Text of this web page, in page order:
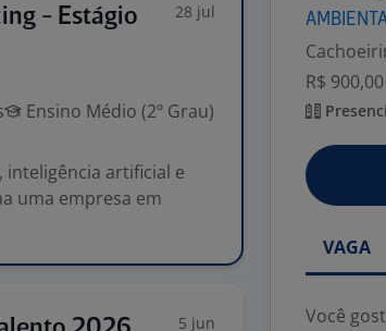
- Estágio 28 jul
Ensino Médio (2º Grau)
inteligência artificial e
uma empresa em
5 jun
R$
VAGA
Você